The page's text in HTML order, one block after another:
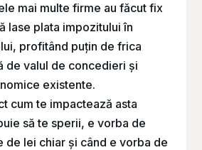
mai multe firme au făcut fix
lase plata impozitului în
profitând puțin de frica
de valul de concedieri și
existente.
cum te impactează asta
să te sperii, e vorba de
de lei chiar și când e vorba de